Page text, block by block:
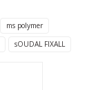
ms polymer
sOUDAL FIXALL